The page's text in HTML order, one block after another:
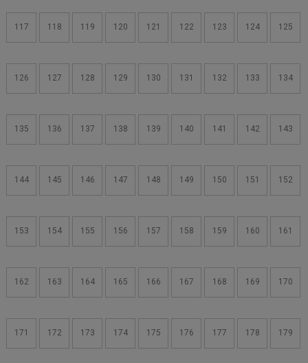
117 118 119 120 121 122 123 124 125
126 127 128 129 130 131 132 133 134
135 136 137 138 139 140 141 142 143
144 145 146 147 148 149 150 151 152
153 154 155 156 157 158 159 160 161
162 163 164 165 166 167 168 169 170
171 172 173 174 175 176 177 178 179